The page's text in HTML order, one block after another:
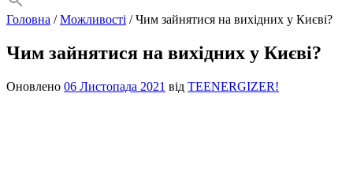
Головна /Можливості / Чим зайнятися на вихідних у Києві?
Чим зайнятися на вихідних у Києві?
Оновлено 06 Листопада 2021 від TEENERGIZER!